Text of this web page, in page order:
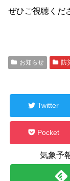
ぜひご視聴くだ
お知らせ 防
Twitter
Pocket
気象予